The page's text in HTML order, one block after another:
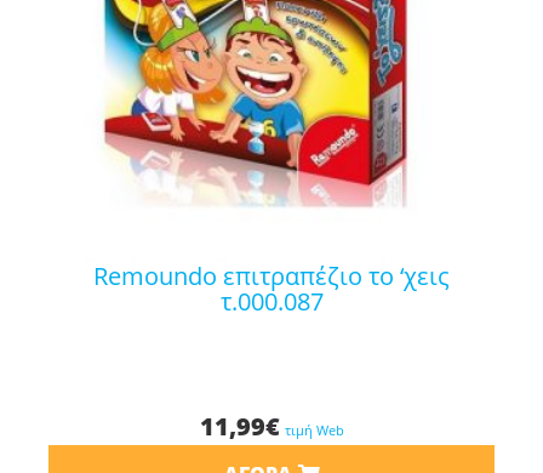
remoundo επιτραπέζιο το ‘χεις
τ.000.087
11,99€ τιμή Web